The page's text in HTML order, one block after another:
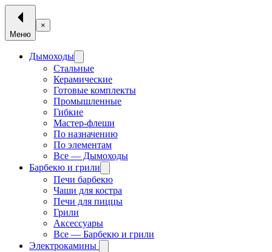
Меню
×
Дымоходы
Стальные
Керамические
Готовые комплекты
Промышленные
Гибкие
Мастер-флеши
По назначению
По элементам
Все — Дымоходы
Барбекю и грили
Печи барбекю
Чаши для костра
Печи для пиццы
Грили
Аксессуары
Все — Барбекю и грили
Электрокамины